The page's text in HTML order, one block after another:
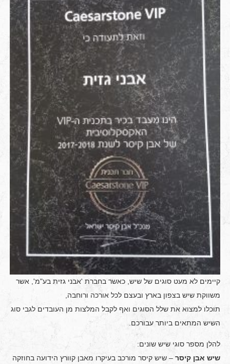
קיימים לא מעט סוגים של שיש, כאשר בחברת 'אבני גזית בע"מ', אשר
משווקת שיש בצפון בארץ ובעצם לכל אורכה ורוחבה,
תוכלו למצוא את שלל הסוגים ואף לקבל המלצות מן העובדים לגבי סוג
השיש המתאים ביותר עבורכם.
להלן מספר סוגי שיש שונים:
שיש אבן קיסר– שיש קיסר מורכב בעיקרו מאבן קוורץ הידועה בחוזקה